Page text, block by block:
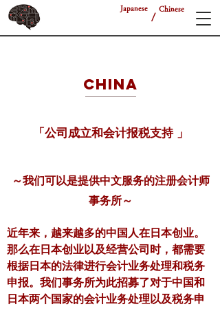
Japanese Chinese
/
CHINA
「公司成立和会计报税支持 」
～我们可以是提供中文服务的注册会计师
事务所～
近年来，越来越多的中国人在日本创业。
那么在日本创业以及经营公司时，都需要
根据日本的法律进行会计业务处理和税务
申报。我们事务所为此招募了对于中国和
日本两个国家的会计业务处理以及税务申